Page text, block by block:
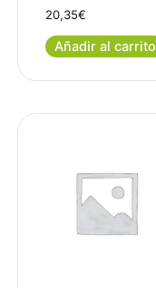
20,35€
Añadir al carrito